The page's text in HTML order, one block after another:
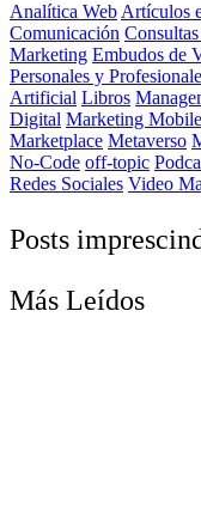
Analítica Web Artículos
Comunicación
Marketing Embudos de
Personales y
Artificial Libros
Digital Marketing Mobile
Marketplace Metaverso
No-Code off-topic
Redes Sociales Video
Posts
Más Leídos